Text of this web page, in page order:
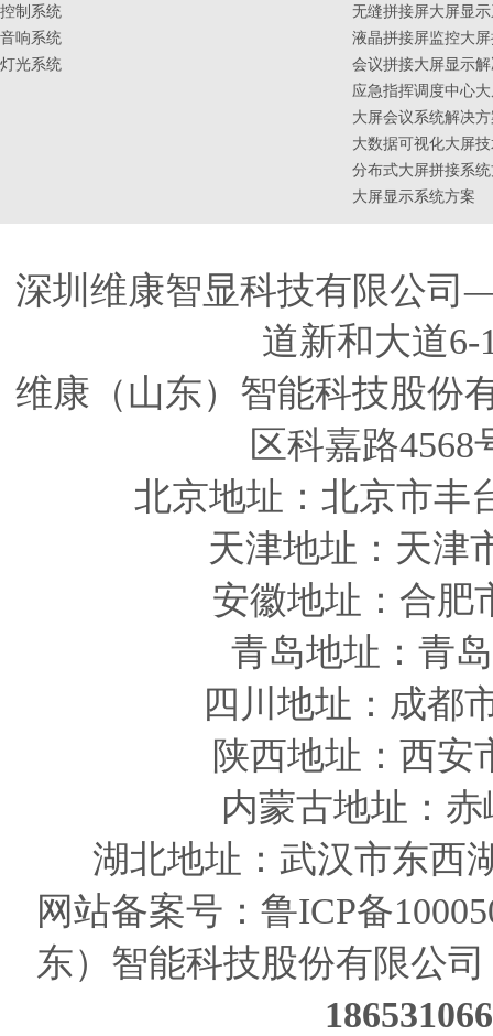
控制系统
音响系统
灯光系统
无缝拼接屏大屏显
液晶拼接屏监控大
会议拼接大屏显示
应急指挥调度中心
大屏会议系统解决
大数据可视化大屏
分布式大屏拼接系
大屏显示系统方案
深圳维康智显科技有限公
道新和大道6-
维康（山东）智能科技股
区科嘉路
北京地址：北京市丰
天津地址 ：天津
安徽地址 ：合
青岛地址 ：青
四川 地址 ：成都
陕西地址 ：西
内蒙古地址：
湖北地址：武汉市东西
网站备案号： 鲁ICP备
东）智能科技股份有限公司